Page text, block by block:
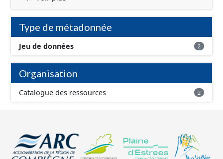
Type de métadonnée
Jeu de données 2
Organisation
Catalogue des ressources 2